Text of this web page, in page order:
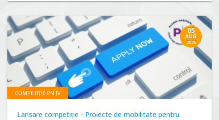
05
AUG
2026
COMPETIȚIE PN IV
Lansare competiție - Proiecte de mobilitate pentru